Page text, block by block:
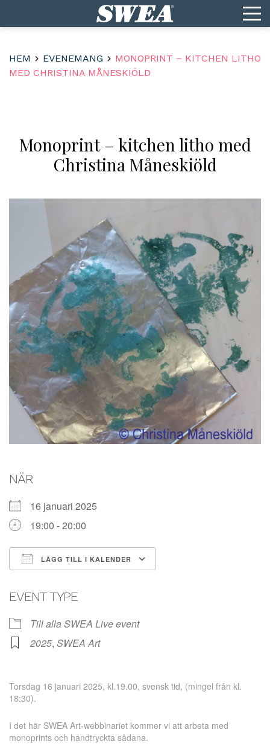
HEM EVENEMANG
MONOPRINT – KITCHEN LITHO
MED CHRISTINA MÅNESKIÖLD
Monoprint – kitchen litho med
Christina Måneskiöld
NÄR
16 januari 2025
19:00 - 20:00
LÄGG TILL I KALENDER
EVENT TYPE
Till alla SWEA Live event
2025, SWEA Art
Torsdag 16 januari 2025, kl.19.00, svensk tid, (mingel från kl.
18:30).
I det här SWEA Art-webbinariet kommer vi att arbeta med
monoprints och handtryckta sådana.